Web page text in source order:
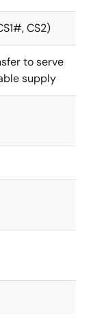
CS2)
to serve
supply